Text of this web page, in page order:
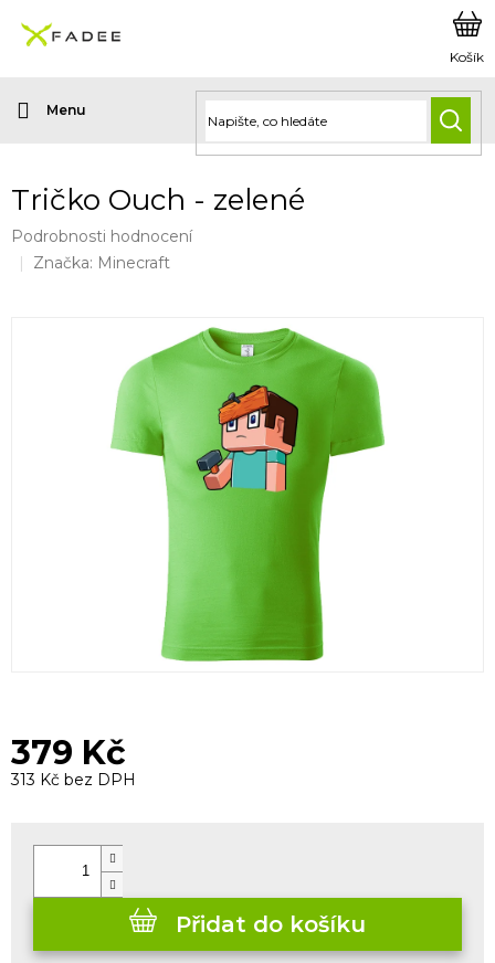
obsah
Tričko Ouch - zelené
Průměrné
hodnocení
Podrobnosti hodnocení
Značka: Minecraft
379 Kč
313 Kč bez DPH
Přidat do košíku